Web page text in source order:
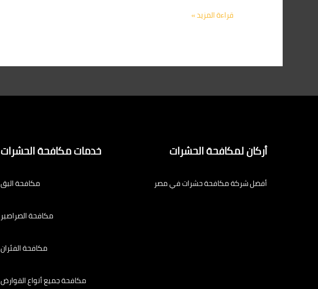
قراءة المزيد »
أركان لمكافحة الحشرات
أفضل شركة مكافحة حشرات في مصر
خدمات مكافحة الحشرات
مكافحة البق
مكافحة الصراصير
مكافحة الفئران
مكافحة جميع أنواع القوارض